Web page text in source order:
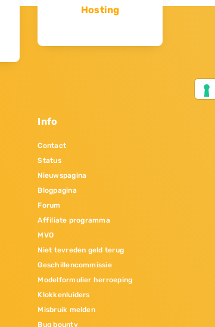
Hosting
Info
Contact
Status
Nieuwspagina
Blogpagina
Forum
Affiliate programma
MVO
Niet tevreden geld terug
Geschillencommissie
Modelformulier herroeping
Klokkenluiders
Misbruik melden
Bug bounty